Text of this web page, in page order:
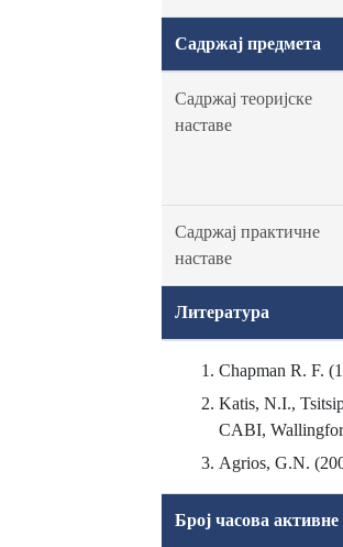
Садржај предмета
Садржај теоријске
наставе
Садржај практичне
наставе
Литература
Chapman R. F.
Katis, N.I.,
CABI,
Agrios, G.N.
Број часова